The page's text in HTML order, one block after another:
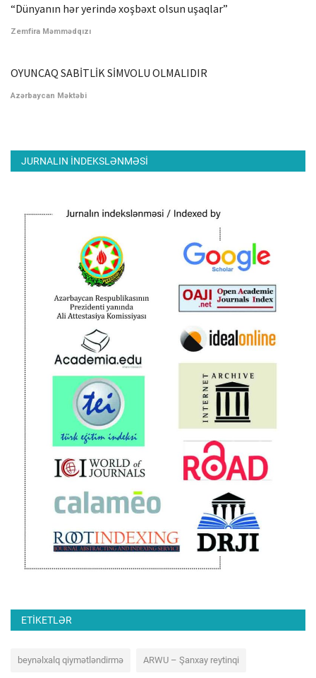
“Dünyanın hər yerində xoşbəxt olsun uşaqlar”
Zemfira Məmmədqızı
OYUNCAQ SABİTLİK SİMVOLU OLMALIDIR
Azərbaycan Məktəbi
JURNALIN INDEKSLƏNMƏSI
ETIKETLƏR
beynəlxalq qiymətləndirmə ARWU – Şanxay reytinqi